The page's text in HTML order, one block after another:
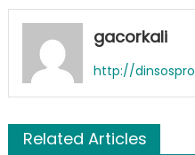
gacorkali
http://
Related Articles